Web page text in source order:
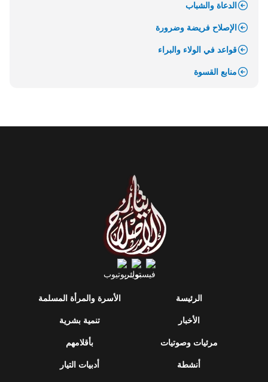
الدعاة والشباب
الإصلاح فريضة وضرورة
قواعد في الولاء والبراء
منابع القسوة
الرئيسة
الأخبار
مرئيات وصوتيات
أنشطة
الأسرة والمرأة المسلمة
تنمية بشرية
بأقلامهم
أدبيات التيار